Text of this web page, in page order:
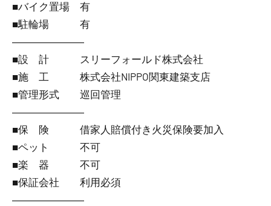
■バイク置場 有
■駐輪場 有
―――――――
■設 計 スリーフォールド株式会社
■施 工 株式会社NIPPO関東建築支店
■管理形式 巡回管理
―――――――
■保 険 借家人賠償付き火災保険要加入
■ペット 不可
■楽 器 不可
■保証会社 利用必須
―――――――